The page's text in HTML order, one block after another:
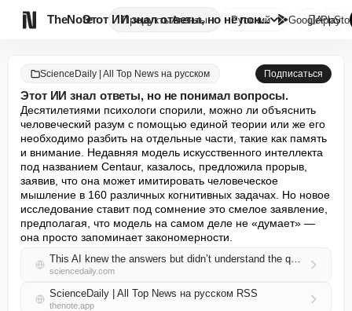
TheNote ПродуктыАгенты
Этот ИИ знал ответы, но не пон...
Русский GooglePlay

ScienceDaily | All Top News на русском Подписаться
Этот ИИ знал ответы, но не понимал вопросы.
Десятилетиями психологи спорили, можно ли объяснить
человеческий разум с помощью единой теории или же его
необходимо разбить на отдельные части, такие как память
и внимание. Недавняя модель искусственного интеллекта
под названием Centaur, казалось, предложила прорыв,
заявив, что она может имитировать человеческое
мышление в 160 различных когнитивных задачах. Но новое
исследование ставит под сомнение это смелое заявление,
предполагая, что модель на самом деле не «думает» —
она просто запоминает закономерности.
This AI knew the answers but didn’t understand the questions
sciencedaily.com
ScienceDaily | All Top News на русском RSS
thenote.app